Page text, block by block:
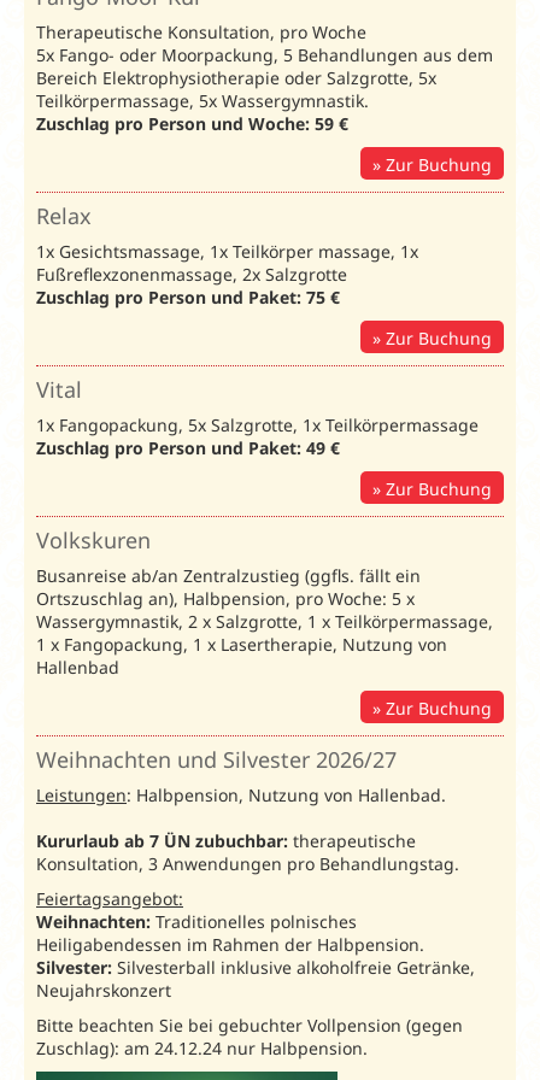
Therapeutische Konsultation, pro Woche
5x Fango- oder Moorpackung, 5 Behandlungen aus dem
Bereich Elektrophysiotherapie oder Salzgrotte, 5x
Teilkörpermassage, 5x Wassergymnastik.
Zuschlag pro Person und Woche: 59 €
Zur Buchung
Relax
1x Gesichtsmassage, 1x Teilkörper massage, 1x
Fußreflexzonenmassage, 2x Salzgrotte
Zuschlag pro Person und Paket: 75 €
Zur Buchung
Vital
1x Fangopackung, 5x Salzgrotte, 1x Teilkörpermassage
Zuschlag pro Person und Paket: 49 €
Zur Buchung
Volkskuren
Busanreise ab/an Zentralzustieg (ggfls. fällt ein
Ortszuschlag an), Halbpension, pro Woche: 5 x
Wassergymnastik, 2 x Salzgrotte, 1 x Teilkörpermassage,
1 x Fangopackung, 1 x Lasertherapie, Nutzung von
Hallenbad
Zur Buchung
Weihnachten und Silvester 2026/27
Leistungen: Halbpension, Nutzung von Hallenbad.
Kururlaub ab 7 ÜN zubuchbar: therapeutische
Konsultation, 3 Anwendungen pro Behandlungstag.
Feiertagsangebot:
Weihnachten: Traditionelles polnisches
Heiligabendessen im Rahmen der Halbpension.
Silvester: Silvesterball inklusive alkoholfreie Getränke,
Neujahrskonzert
Bitte beachten Sie bei gebuchter Vollpension (gegen
Zuschlag): am 24.12.24 nur Halbpension.
Im Zeitraum
07.01.-24.04.26
und
24.10.-21.11.26:
1x Salzgrotte
NEU: 10%
Rabatt auf á la
Carte
Restaurant
Frühbucher
Erholung
2027
Buchung
bis
17.08.26
Bonus 2027
24.10.-21.11.27
1x Salzgrotte
inklusive!
Erholung 2026/ Preise in € p. P. & Nacht
Lidia Spa:
70621
Unterbr. Bel.
07.01.-22.01.26
23.01.-
Doppelzimmer
SPA
SPA 2 61